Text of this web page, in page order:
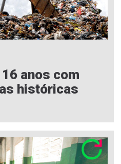
anos com
históricas